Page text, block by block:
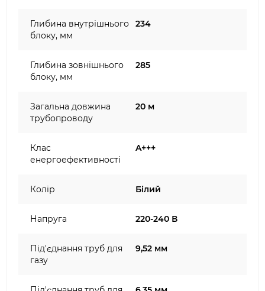
Глибина внутрішнього
блоку, мм
234
Глибина зовнішнього
блоку, мм
285
Загальна довжина
трубопроводу
20 м
Клас
енергоефективності
A+++
Колір Білий
Напруга 220-240 В
Під'єднання труб для
газу
9,52 мм